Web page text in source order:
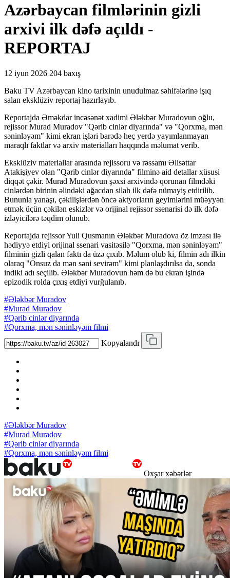
Azərbaycan filmlərinin gizli
arxivi ilk dəfə açıldı -
REPORTAJ
12 iyun 2026 204 baxış
Baku TV Azərbaycan kino tarixinin unudulmaz səhifələrinə işıq
salan eksklüziv reportaj hazırlayıb.
Reportajda Əməkdar incəsənət xadimi Ələkbər Muradovun oğlu,
rejissor Murad Muradov "Qərib cinlər diyarında" və "Qorxma, mən
səninləyəm" kimi ekran işləri barədə heç yerdə yayımlanmayan
maraqlı faktlar və arxiv materialları haqqında məlumat verib.
Eksklüziv materiallar arasında rejissoru və rəssamı Əlisəttar
Atakişiyev olan "Qərib cinlər diyarında" filminə aid detallar xüsusi
diqqət çəkir. Murad Muradovun şəxsi arxivində qorunan filmdəki
cinlərdən birinin əlindəki ağacdan silah ilk dəfə nümayiş etdirilib.
Bununla yanaşı, çəkilişlərdən öncə aktyorların geyimlərini müəyyən
etmək üçün çəkilən eskizlər və orijinal rejissor ssenarisi də ilk dəfə
izləyicilərə təqdim olunub.
Reportajda rejissor Yuli Qusmanın Ələkbər Muradova öz imzası ilə
hədiyyə etdiyi orijinal ssenari vasitəsilə "Qorxma, mən səninləyəm"
filminin gizli qalan faktı da üzə çıxıb. Məlum olub ki, filmin adı ilkin
olaraq "Onsuz da mən səni sevirəm" kimi planlaşdırılsa da, sonda
indiki adı seçilib. Ələkbər Muradovun həm də bu ekran işində
epizodik rolda çıxış etdiyi vurğulanıb.
#Ələkbər Muradov
#Murad Muradov
#Qərib cinlər diyarında
#Qorxma, mən səninləyəm filmi
Kopyalandı
#Ələkbər Muradov
#Murad Muradov
#Qərib cinlər diyarında
#Qorxma, mən səninləyəm filmi
Oxşar xəbərlər